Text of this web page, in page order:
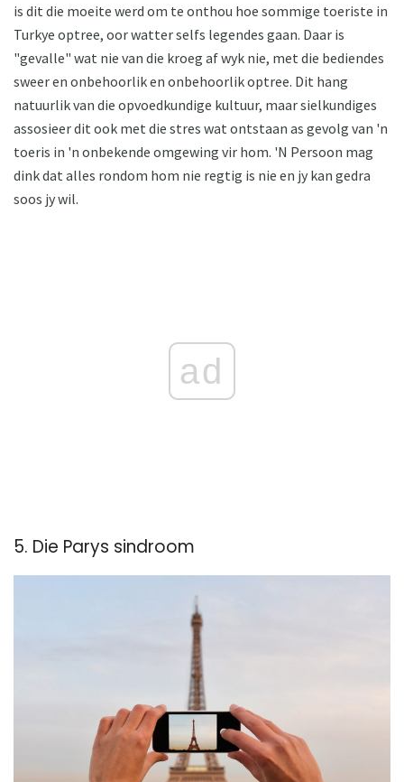
is dit die moeite werd om te onthou hoe sommige toeriste in
Turkye optree, oor watter selfs legendes gaan. Daar is
"gevalle" wat nie van die kroeg af wyk nie, met die bediendes
sweer en onbehoorlik en onbehoorlik optree. Dit hang
natuurlik van die opvoedkundige kultuur, maar sielkundiges
assosieer dit ook met die stres wat ontstaan ​​as gevolg van 'n
toeris in 'n onbekende omgewing vir hom. 'N Persoon mag
dink dat alles rondom hom nie regtig is nie en jy kan gedra
soos jy wil.
ad
5. Die Parys sindroom